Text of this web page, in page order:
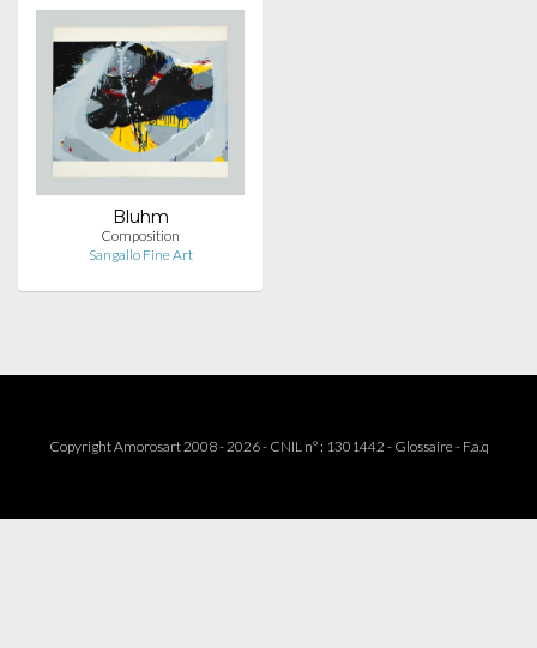
Bluhm
Composition
Sangallo Fine Art
Copyright Amorosart 2008 - 2026 - CNIL n° : 1301442 - Glossaire- F.a.q